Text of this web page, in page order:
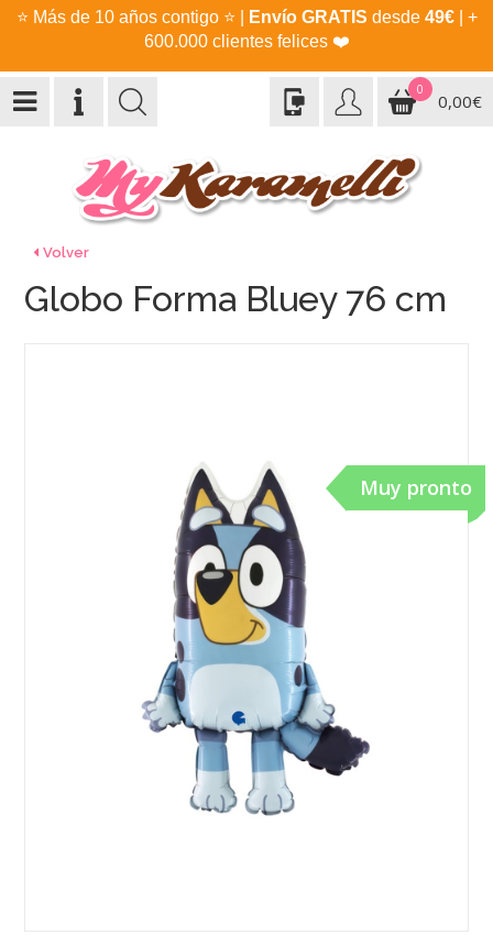
⭐ Más de 10 años contigo ⭐ Envío GRATIS desde 49€| +
600.000 clientes felices ❤️
0
0,00€
Volver
Muy pronto
Globo Forma Bluey 76 cm